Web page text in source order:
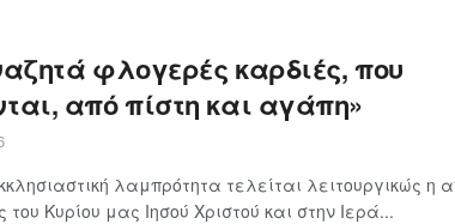
φλογερές καρδιές, που
από πίστη και αγάπη»
λαμπρότητα τελείται λειτουργικώς η
Κυρίου μας Ιησού Χριστού και στην Ιερά...